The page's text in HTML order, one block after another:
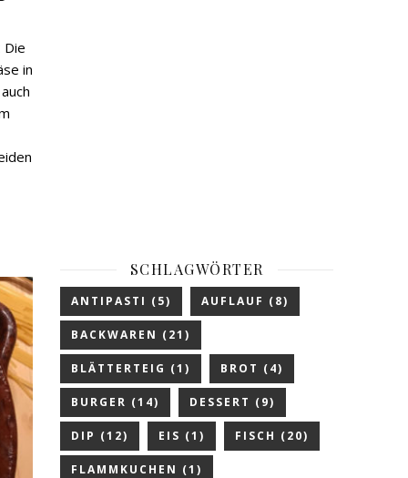
Die
in
SCHLAGWÖRTER
ANTIPASTI (5) AUFLAUF (8)
BACKWAREN (21)
BLÄTTERTEIG (1) BROT (4)
BURGER (14) DESSERT (9)
DIP (12) EIS (1) FISCH (20)
FLAMMKUCHEN (1)